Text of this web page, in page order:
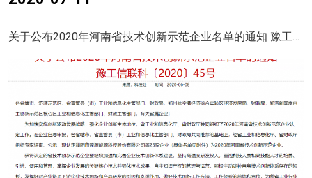
关于公布2020年河南省技术创新示范企业名单的通知 豫工信联科〔2020〕45号